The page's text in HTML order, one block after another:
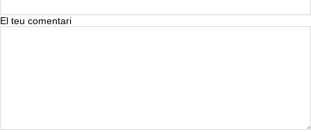
El teu comentari